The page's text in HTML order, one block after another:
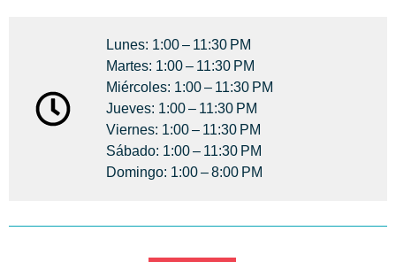
Lunes: 1:00 – 11:30 PM
Martes: 1:00 – 11:30 PM
Miércoles: 1:00 – 11:30 PM
Jueves: 1:00 – 11:30 PM
Viernes: 1:00 – 11:30 PM
Sábado: 1:00 – 11:30 PM
Domingo: 1:00 – 8:00 PM